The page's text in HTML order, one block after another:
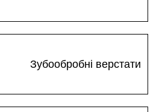
Зубообробні верстати